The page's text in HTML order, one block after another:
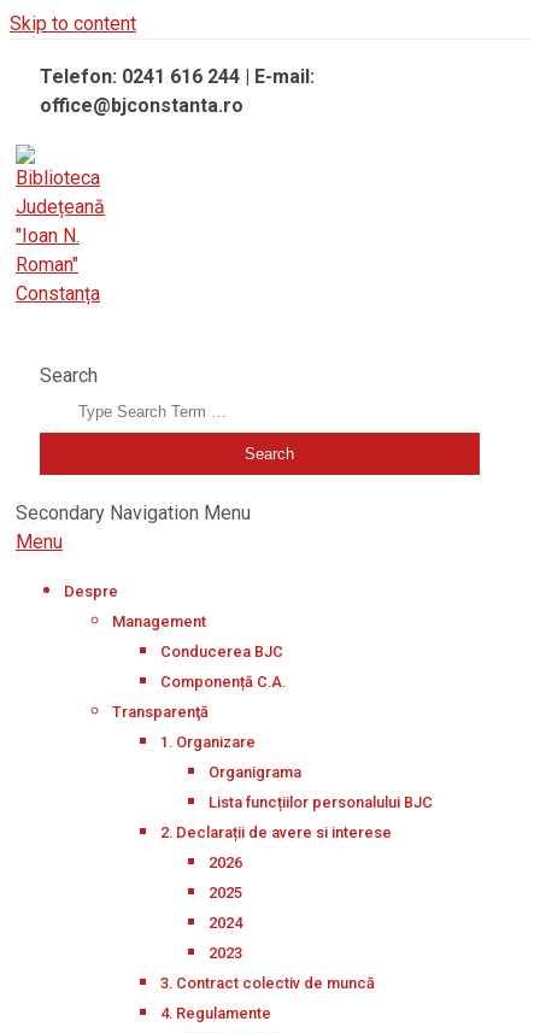
Skip to content
Telefon: 0241 616 244 | E-mail:
office@bjconstanta.ro
Search
Secondary Navigation Menu
Menu
Despre
Management
Conducerea BJC
Componență C.A.
Transparenţă
1. Organizare
Organigrama
Lista funcțiilor personalului BJC
2. Declarații de avere si interese
2026
2025
2024
2023
3. Contract colectiv de muncă
4. Regulamente